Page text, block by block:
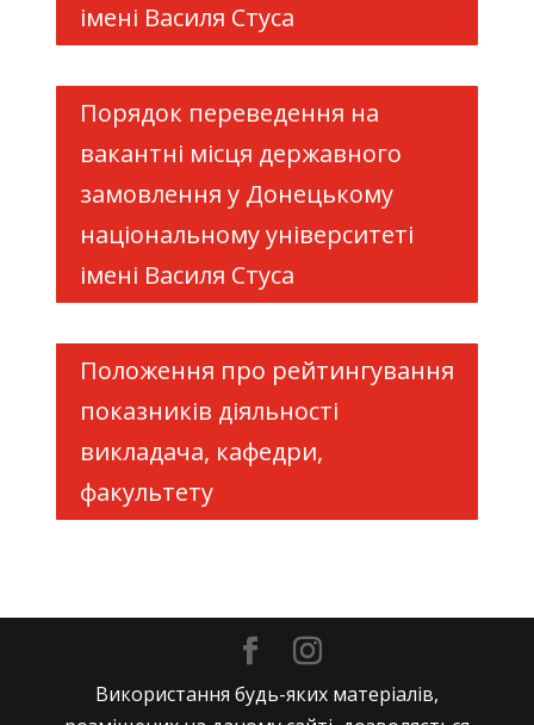
імені Василя Стуса
Порядок переведення на
вакантні місця державного
замовлення у Донецькому
національному університеті
імені Василя Стуса
Положення про рейтингування
показників діяльності
викладача, кафедри,
факультету
Використання будь-яких матеріалів,